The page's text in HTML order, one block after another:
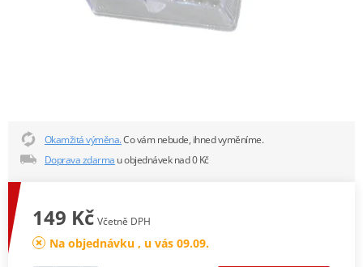
Okamžitá výměna.Co vám nebude, ihned vyměníme.
Doprava zdarma u objednávek nad 0 Kč
149 Kč Včetně DPH
Na objednávku , u vás 09.09.